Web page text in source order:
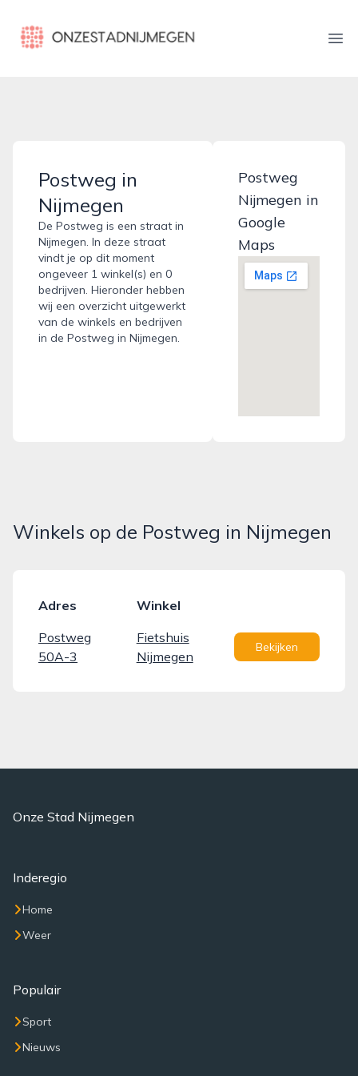
onzestadnijmegen.nl
Postweg in
Nijmegen
De Postweg is een straat in
Nijmegen. In deze straat
vindt je op dit moment
ongeveer 1 winkel(s) en 0
bedrijven. Hieronder hebben
wij een overzicht uitgewerkt
van de winkels en bedrijven
in de Postweg in Nijmegen.
Postweg
Nijmegen in
Google
Maps
Winkels op de Postweg in Nijmegen
Adres
Winkel
Postweg
50A-3
Fietshuis
Nijmegen
Bekijken
Onze Stad Nijmegen
Inderegio
Home
Weer
Populair
Sport
Nieuws